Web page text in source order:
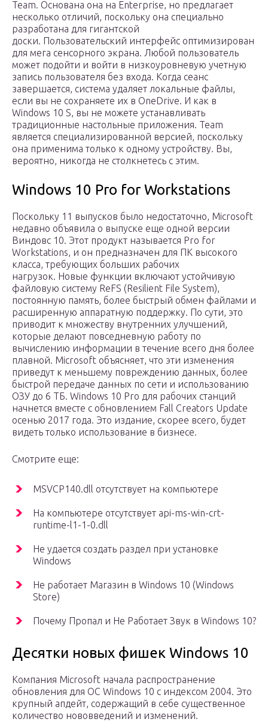
Team. Основана она на Enterprise, но предлагает
несколько отличий, поскольку она специально
разработана для гигантской
доски. Пользовательский интерфейс оптимизирован
для мега сенсорного экрана. Любой пользователь
может подойти и войти в низкоуровневую учетную
запись пользователя без входа. Когда сеанс
завершается, система удаляет локальные файлы,
если вы не сохраняете их в OneDrive. И как в
Windows 10 S, вы не можете устанавливать
традиционные настольные приложения. Team
является специализированной версией, поскольку
она применима только к одному устройству. Вы,
вероятно, никогда не столкнетесь с этим.
Windows 10 Pro for Workstations
Поскольку 11 выпусков было недостаточно, Microsoft
недавно объявила о выпуске еще одной версии
Виндовс 10. Этот продукт называется Pro for
Workstations, и он предназначен для ПК высокого
класса, требующих больших рабочих
нагрузок. Новые функции включают устойчивую
файловую систему ReFS (Resilient File System),
постоянную память, более быстрый обмен файлами и
расширенную аппаратную поддержку. По сути, это
приводит к множеству внутренних улучшений,
которые делают повседневную работу по
вычислению информации в течение всего дня более
плавной. Microsoft объясняет, что эти изменения
приведут к меньшему повреждению данных, более
быстрой передаче данных по сети и использованию
ОЗУ до 6 ТБ. Windows 10 Pro для рабочих станций
начнется вместе с обновлением Fall Creators Update
осенью 2017 года. Это издание, скорее всего, будет
видеть только использование в бизнесе.
Смотрите еще:
MSVCP140.dll отсутствует на компьютере
На компьютере отсутствует api-ms-win-crt-
runtime-l1-1-0.dll
Не удается создать раздел при установке
Windows
Не работает Магазин в Windows 10 (Windows
Store)
Почему Пропал и Не Работает Звук в Windows 10?
Десятки новых фишек Windows 10
Компания Microsoft начала распространение
обновления для ОС Windows 10 с индексом 2004. Это
крупный апдейт, содержащий в себе существенное
количество нововведений и изменений.